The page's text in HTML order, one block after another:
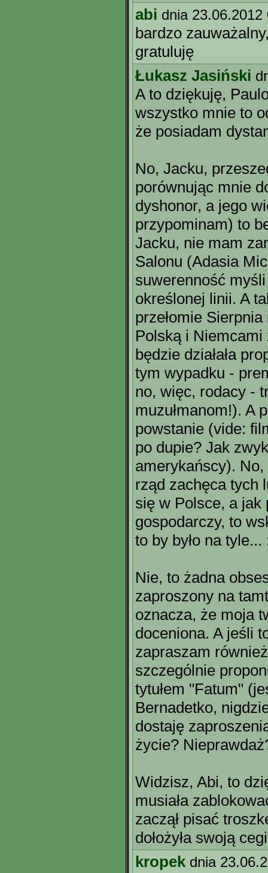
abi dnia 23.06.2012
bardzo
gratuluję
Łukasz Jasiński
A to dziękuję,
wszystko mnie to
że posiadam
No, Jacku,
porównując mnie
dyshonor, a jego
przypominam) to
Jacku, nie mam
Salonu (Adasia
suwerenność myśli
określonej linii. A
przełomie
Polską i
będzie działała
tym wypadku -
no, więc, rodacy -
muzułmanom!). A
powstanie (vide:
po dupie? Jak
amerykańscy).
rząd zachęca tych
się w Polsce, a
gospodarczy, to
to by było na tyle...
Nie, to żadna
zaproszony na
oznacza, że moja
doceniona. A jeśli
zapraszam
szczególnie
tytułem "Fatum"
Bernadetko,
dostaję
życie?
Widzisz, Abi, to
musiała
zaczął pisać
dołożyła swoją
kropek dnia